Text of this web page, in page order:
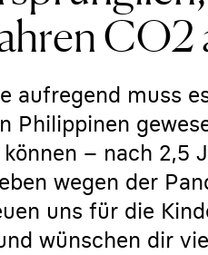
CO2
aufregend muss
Philippinen
können – nach 2,5
wegen der
uns für die
wünschen dir